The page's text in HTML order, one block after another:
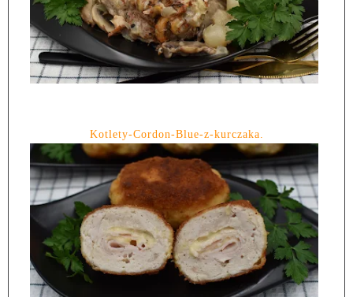
Kotlety-Cordon-Blue-z-kurczaka.